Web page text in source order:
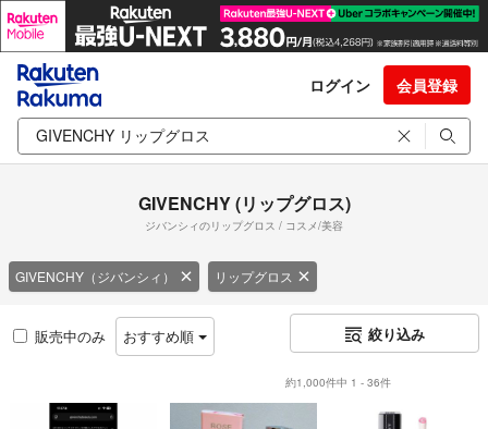
ログイン 会員登録
GIVENCHY (リップグロス)
ジバンシィのリップグロス / コスメ/美容
GIVENCHY（ジバンシィ） リップグロス
販売中のみ おすすめ順 絞り込み
約1,000件中 1 - 36件